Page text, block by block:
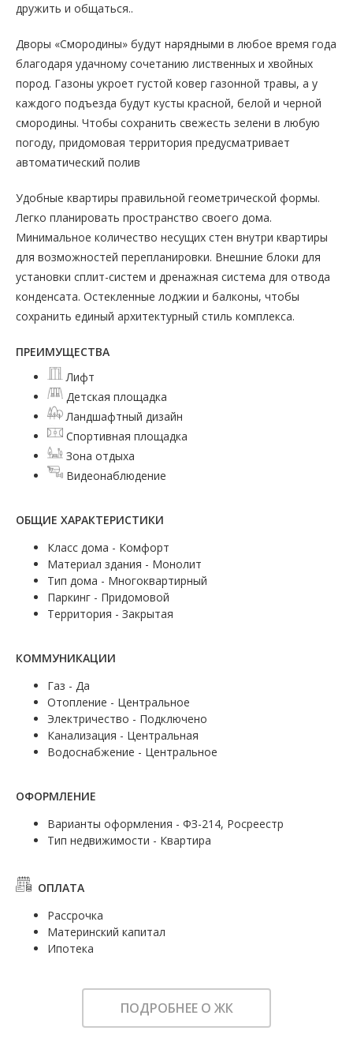
дружить и общаться..
Дворы «Смородины» будут нарядными в любое время года
благодаря удачному сочетанию лиственных и хвойных
пород. Газоны укроет густой ковер газонной травы, а у
каждого подъезда будут кусты красной, белой и черной
смородины. Чтобы сохранить свежесть зелени в любую
погоду, придомовая территория предусматривает
автоматический полив
Удобные квартиры правильной геометрической формы.
Легко планировать пространство своего дома.
Минимальное количество несущих стен внутри квартиры
для возможностей перепланировки. Внешние блоки для
установки сплит-систем и дренажная система для отвода
конденсата. Остекленные лоджии и балконы, чтобы
сохранить единый архитектурный стиль комплекса.
ПРЕИМУЩЕСТВА
Лифт
Детская площадка
Ландшафтный дизайн
Спортивная площадка
Зона отдыха
Видеонаблюдение
ОБЩИЕ ХАРАКТЕРИСТИКИ
Класс дома - Комфорт
Материал здания - Монолит
Тип дома - Многоквартирный
Паркинг - Придомовой
Территория - Закрытая
КОММУНИКАЦИИ
Газ - Да
Отопление - Центральное
Электричество - Подключено
Канализация - Центральная
Водоснабжение - Центральное
ОФОРМЛЕНИЕ
Варианты оформления - ФЗ-214, Росреестр
Тип недвижимости - Квартира
ОПЛАТА
Рассрочка
Материнский капитал
Ипотека
ПОДРОБНЕЕ О ЖК